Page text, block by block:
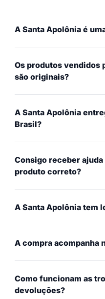
A Santa Apolônia é
Os produtos vendidos
são originais?
A Santa Apolônia
Brasil?
Consigo receber
produto correto?
A Santa Apolônia tem
A compra acompanha
Como funcionam as
devoluções?